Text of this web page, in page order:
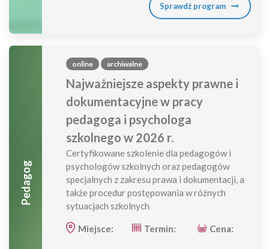
Sprawdź program
Pedagog
online archiwalne
Najważniejsze aspekty prawne i
dokumentacyjne w pracy
pedagoga i psychologa
szkolnego w 2026 r.
Certyfikowane szkolenie dla pedagogów i
psychologów szkolnych oraz pedagogów
specjalnych z zakresu prawa i dokumentacji, a
także procedur postępowania w różnych
sytuacjach szkolnych
Miejsce: Termin: Cena: